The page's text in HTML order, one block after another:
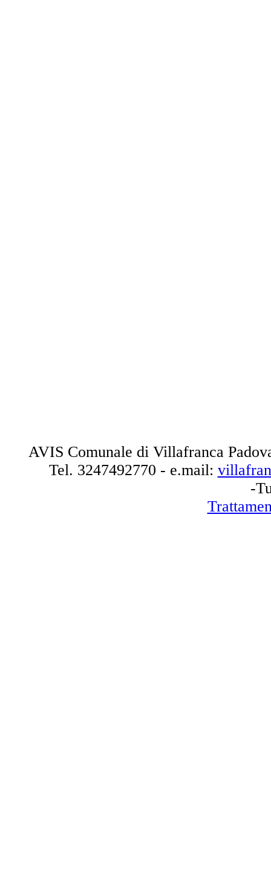
AVIS Comunale di Villafranca
Tel. 3247492770 - e.mail:
-